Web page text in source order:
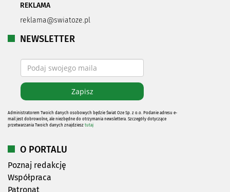
REKLAMA
reklama@swiatoze.pl
NEWSLETTER
Administratorem Twoich danych osobowych będzie Świat Oze Sp. z o.o. Podanie adresu e-
mail jest dobrowolne, ale niezbędne do otrzymania newslettera. Szczegóły dotyczące
przetwarzania Twoich danych znajdziesz tutaj
O PORTALU
Poznaj redakcję
Współpraca
Patronat